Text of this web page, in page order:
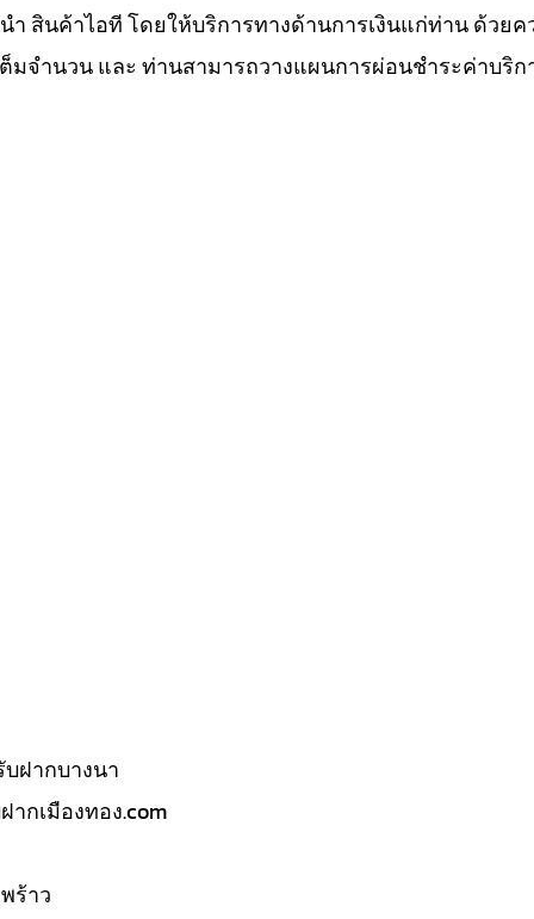
สินค้าไอที โดยให้บริการทางด้านการเงินแก่ท่าน ด้วยค
มจำนวน และ ท่านสามารถวางแผนการผ่อนชำระค่าบริก
ฝากบางนา
กเมืองทอง.com
ร้าว